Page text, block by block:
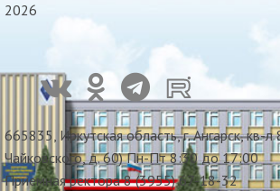
2026
665835, Иркутская область, г. Ангарск, кв-л
Чайковского, д. 60) Пн-Пт 8:30 до 17:00
Приемная ректора 8 (3955) 67-18-32